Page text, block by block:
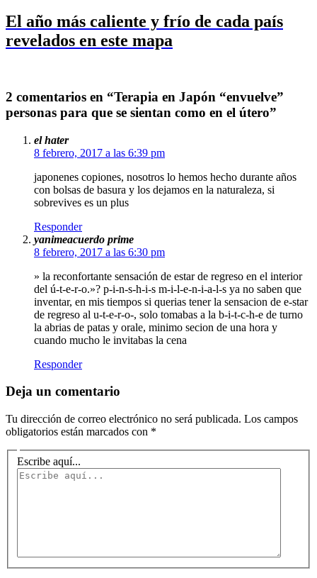
El año más caliente y frío de cada país
revelados en este mapa
2 comentarios en “Terapia en Japón “envuelve”
personas para que se sientan como en el útero”
el hater
8 febrero, 2017 a las 6:39 pm
japonenes copiones, nosotros lo hemos hecho durante años
con bolsas de basura y los dejamos en la naturaleza, si
sobrevives es un plus
Responder
yanimeacuerdo prime
8 febrero, 2017 a las 6:30 pm
» la reconfortante sensación de estar de regreso en el interior
del ú-t-e-r-o.»? p-i-n-s-h-i-s m-i-l-e-n-i-a-l-s ya no saben que
inventar, en mis tiempos si querias tener la sensacion de e-star
de regreso al u-t-e-r-o-, solo tomabas a la b-i-t-c-h-e de turno
la abrias de patas y orale, minimo secion de una hora y
cuando mucho le invitabas la cena
Responder
Deja un comentario
Tu dirección de correo electrónico no será publicada. Los campos
obligatorios están marcados con *
Escribe aquí...